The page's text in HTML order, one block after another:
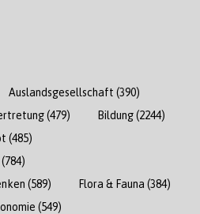
Auslandsgesellschaft (390)
(479) Bildung(2244)
(485)
(784)
(589) Flora & Fauna (384)
(549)